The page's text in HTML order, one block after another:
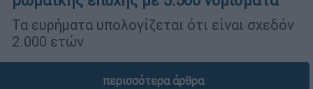
Τα ευρήματα υπολογίζεται ότι είναι σχεδόν
2.000 ετών
περισσότερα άρθρα